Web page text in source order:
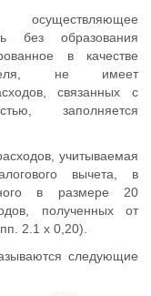
без образования
в качестве
не имеет
связанных с
заполняется
учитываемая
вычета, в
в размере 20
полученных от
2.1 x 0,20).
следующие